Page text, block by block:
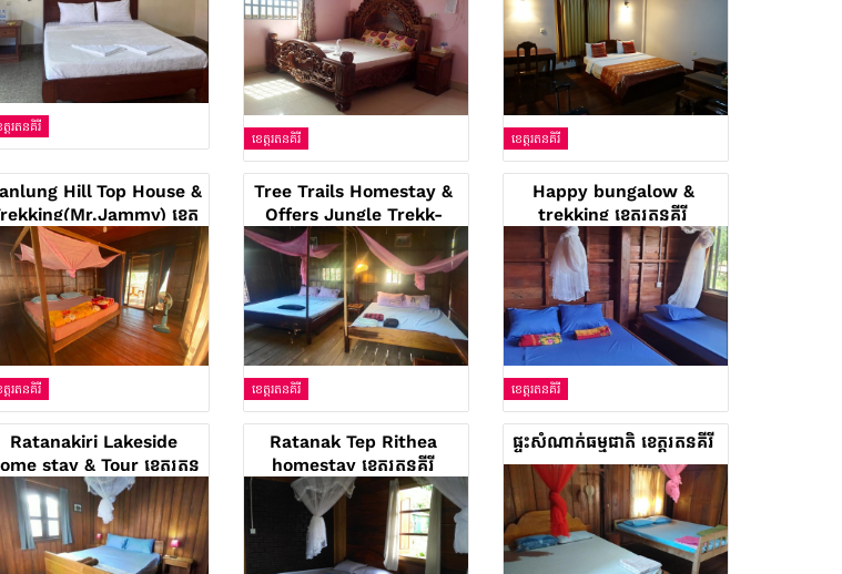
ត្តរតនគិរី
ខេត្តរតនគិរី ខេត្តរតនគិរី
Hill Top House &
ខេត្ត
រតនគីរី
ត្តរតនគិរី
Tree Trails Homestay &
Offers Jungle Trekk-
Scooters For Rental ខេត្ត
រតនគីរី
ខេត្តរតនគិរី
Happy bungalow &
trekking ខេត្តរតនគីរី
ខេត្តរតនគិរី
Ratanakiri Lakeside
stay & Tour ខេត្តរតន
គីរី
Ratanak Tep Rithea
homestay ខេត្តរតនគីរី
ផ្ទះសំណាក់ធម្មជាតិ ខេត្តរតនគីរី